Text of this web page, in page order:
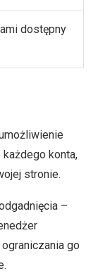
dostępny
każdego konta,
stronie.
–
go